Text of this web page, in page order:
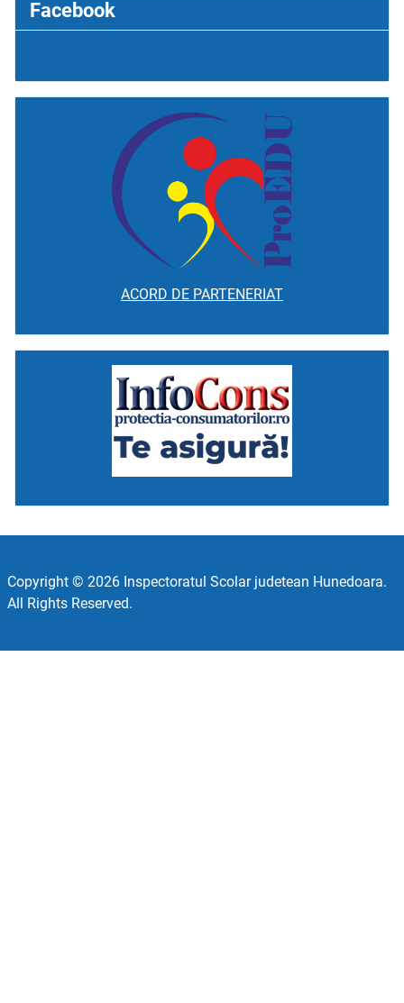
Facebook
ACORD DE PARTENERIAT
Copyright © 2026 Inspectoratul Scolar judetean Hunedoara.
All Rights Reserved.